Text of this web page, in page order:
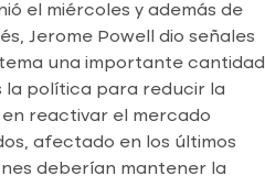
el miércoles y además de
Jerome Powell dio señales
una importante cantidad
la política para reducir la
reactivar el mercado
afectado en los últimos
deberían mantener la